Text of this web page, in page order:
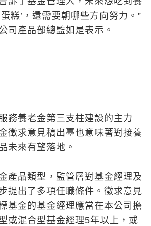
糕’，還需要朝哪些方向努力。”
司產品部總監如是表示。
務養老金第三支柱建設的主力
徵求意見稿出臺也意味著對接養
未來有望落地。
產品類型，監管層對基金經理及
提出了多項任職條件。徵求意見
基金的基金經理應當在本公司擔
或混合型基金經理5年以上，或